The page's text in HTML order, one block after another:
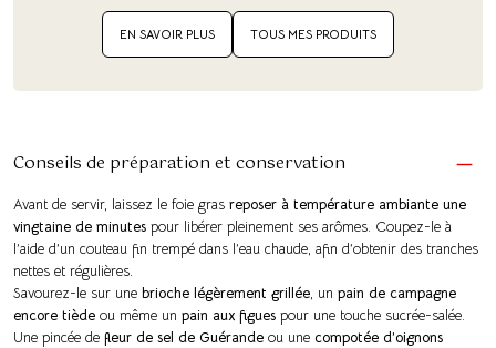
EN SAVOIR PLUS TOUS MES PRODUITS
Conseils de préparation et conservation
Avant de servir, laissez le foie gras reposer à température ambiante une
vingtaine de minutes pour libérer pleinement ses arômes. Coupez-le à
l’aide d’un couteau fin trempé dans l’eau chaude, afin d’obtenir des tranches
nettes et régulières.
Savourez-le sur une brioche légèrement grillée, un pain de campagne
encore tiède ou même un pain aux figues pour une touche sucrée-salée.
Une pincée de fleur de sel de Guérande ou une compotée d’oignons